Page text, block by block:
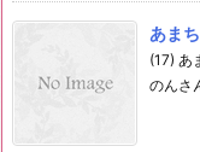
あま
(17) あ
のんさ